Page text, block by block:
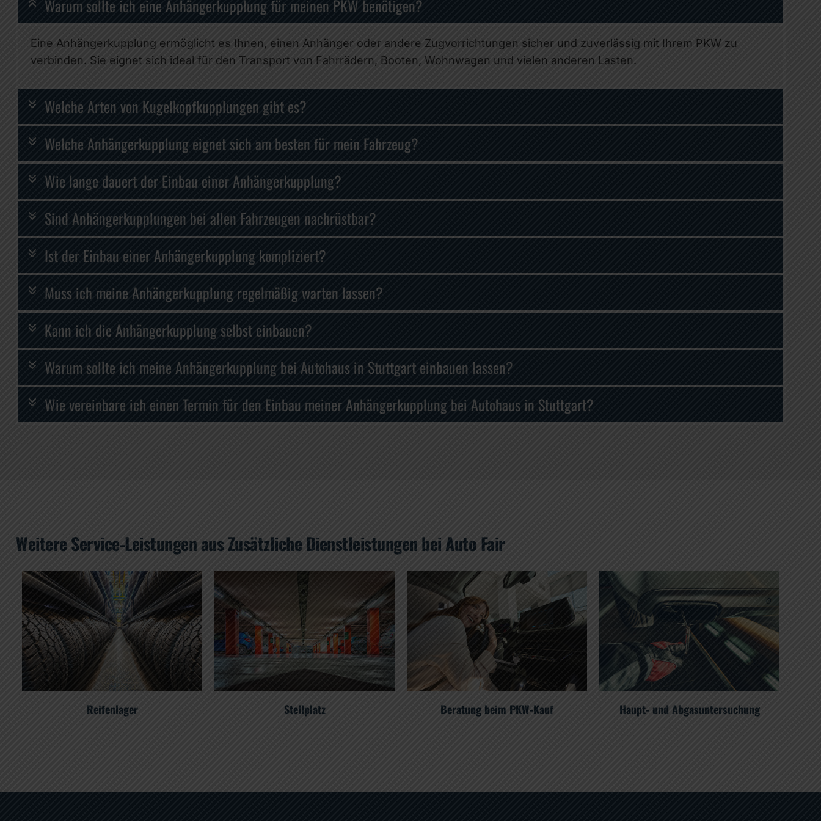
Warum sollte ich eine Anhängerkupplung für meinen PKW benötigen?
Eine Anhängerkupplung ermöglicht es Ihnen, einen Anhänger oder andere Zugvorrichtungen sicher und zuverlässig mit Ihrem PKW zu
verbinden. Sie eignet sich ideal für den Transport von Fahrrädern, Booten, Wohnwagen und vielen anderen Lasten.
Welche Arten von Kugelkopfkupplungen gibt es?
Welche Anhängerkupplung eignet sich am besten für mein Fahrzeug?
Wie lange dauert der Einbau einer Anhängerkupplung?
Sind Anhängerkupplungen bei allen Fahrzeugen nachrüstbar?
Ist der Einbau einer Anhängerkupplung kompliziert?
Muss ich meine Anhängerkupplung regelmäßig warten lassen?
Kann ich die Anhängerkupplung selbst einbauen?
Warum sollte ich meine Anhängerkupplung bei Autohaus in Stuttgart einbauen lassen?
Wie vereinbare ich einen Termin für den Einbau meiner Anhängerkupplung bei Autohaus in Stuttgart?
Weitere Service-Leistungen aus Zusätzliche Dienstleistungen bei Auto Fair
Reifenlager Stellplatz Beratung beim PKW-Kauf Haupt- und Abgasuntersuchung